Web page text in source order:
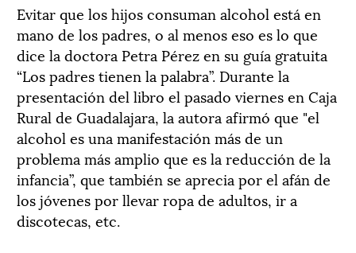
Evitar que los hijos consuman alcohol está en
mano de los padres, o al menos eso es lo que
dice la doctora Petra Pérez en su guía gratuita
“Los padres tienen la palabra”. Durante la
presentación del libro el pasado viernes en Caja
Rural de Guadalajara, la autora afirmó que "el
alcohol es una manifestación más de un
problema más amplio que es la reducción de la
infancia”, que también se aprecia por el afán de
los jóvenes por llevar ropa de adultos, ir a
discotecas, etc.